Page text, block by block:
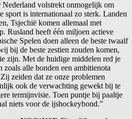
volstrekt onmogelijk om
sport is internationaal zo sterk. Landen
Tsjechië komen allemaal met
Rusland heeft één miljoen actieve
Spelen doen alleen de beste twaalf
bij de beste zestien zouden komen,
zijn. Met de huidige middelen red je
zoals alle bonden een ambitienota
zeiden dat ze onze problemen
ook de verwachting gewekt bij te
termijnvisie. Toen puntje bij paaltje
niets voor de ijshockeybond.”